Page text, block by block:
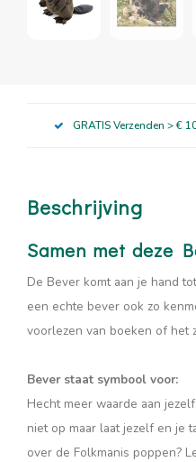
GRATIS Verzenden > €
Beschrijving
Samen met deze
De Bever komt aan je hand
een echte bever ook zo
voorlezen van boeken of het
Bever staat symbool voor:
Hecht meer waarde aan
niet op maar laat jezelf en je
over de Folkmanis poppen?